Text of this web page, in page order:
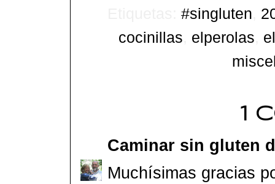
Etiquetas:#singluten
cocinillas elperolas
1
Caminar sin gluten
Muchísimas gracias